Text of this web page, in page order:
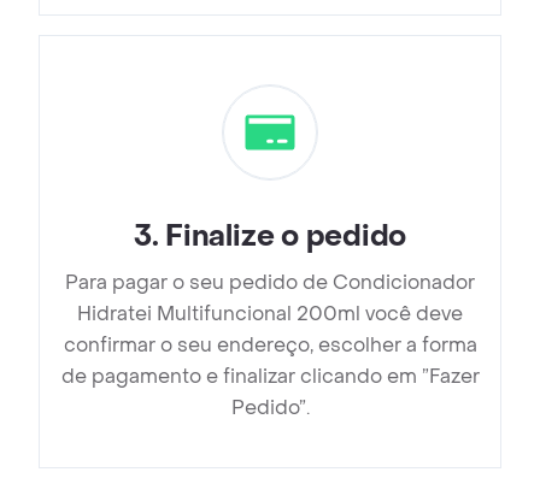
3. Finalize o pedido
Para pagar o seu pedido de Condicionador
Hidratei Multifuncional 200ml você deve
confirmar o seu endereço, escolher a forma
de pagamento e finalizar clicando em ”Fazer
Pedido”.